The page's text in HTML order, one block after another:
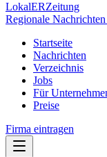
LokalERZeitung
Regionale
Startseite
Nachrichten
Verzeichnis
Jobs
Für
Preise
Firma eintragen